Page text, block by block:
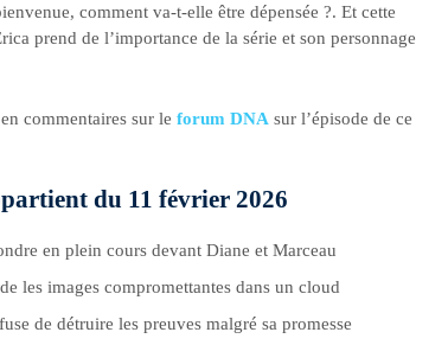
comment va-t-elle être dépensée ?. Et cette
prend de l’importance de la série et son personnage
commentaires sur le forum DNA sur l’épisode de ce
du 11 février 2026
en plein cours devant Diane et Marceau
les images compromettantes dans un cloud
de détruire les preuves malgré sa promesse